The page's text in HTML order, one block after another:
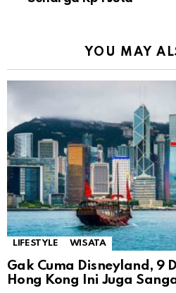
YOU MAY
LIFESTYLE WISATA
Gak Cuma Disneyland, 9
Hong Kong Ini Juga